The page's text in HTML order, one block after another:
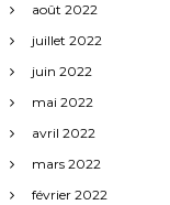
août 2022
juillet 2022
juin 2022
mai 2022
avril 2022
mars 2022
février 2022